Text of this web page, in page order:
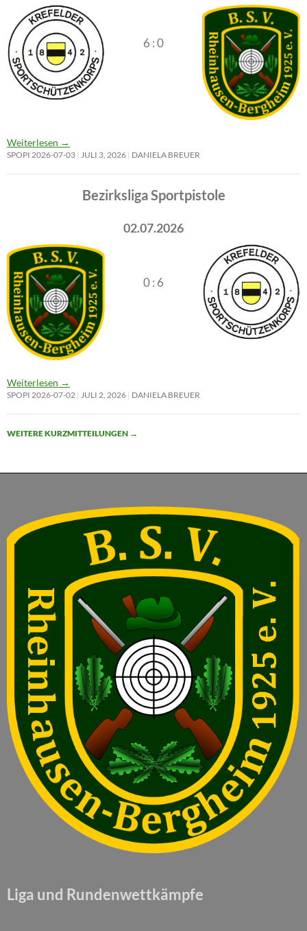
6 : 0
Weiterlesen →
SPOPI 2026-07-03 JULI 3, 2026 DANIELA BREUER
Bezirksliga Sportpistole
02.07.2026
0 : 6
Weiterlesen →
SPOPI 2026-07-02 JULI 2, 2026 DANIELA BREUER
WEITERE KURZMITTEILUNGEN →
Liga und Rundenwettkämpfe